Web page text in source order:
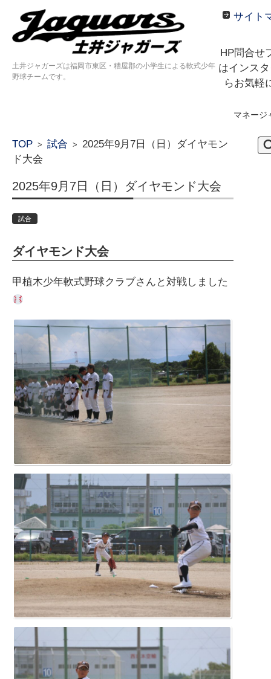
土井ジャガーズは福岡市東区・糟屋郡の小学生による軟式少年
野球チームです。
サイト
HP問合せ
はインス
らお気軽
マネー
TOP > 試合 > 2025年9月7日（日）ダイヤモン
ド大会
2025年9月7日（日）ダイヤモンド大会
試合
ダイヤモンド大会
甲植木少年軟式野球クラブさんと対戦しました
検
索: